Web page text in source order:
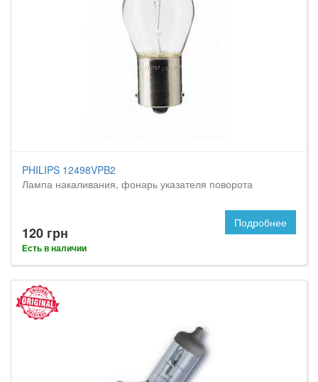
PHILIPS 12498VPB2
Лампа накаливания, фонарь указателя поворота
120 грн
Есть в наличии
Подробнее